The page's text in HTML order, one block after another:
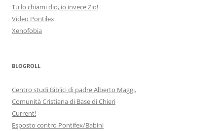
Tu lo chiami dio, io invece Zio!
Video Pontilex
Xenofobia
BLOGROLL
Centro studi Biblici di padre Alberto Maggi.
Comunità Cristiana di Base di Chieri
Current!
Esposto contro Pontifex/Babini